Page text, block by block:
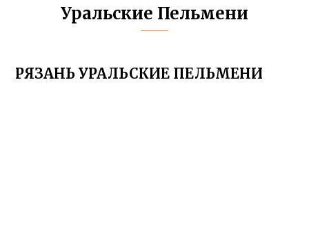
Уральские Пельмени
РЯЗАНЬ УРАЛЬСКИЕ ПЕЛЬМЕНИ